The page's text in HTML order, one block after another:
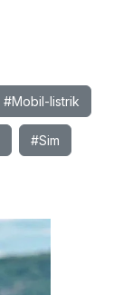
#Mobil-listrik
#Sim